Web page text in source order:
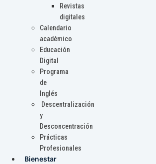
Revistas
digitales
Calendario
académico
Educación
Digital
Programa
de
Inglés
Descentralización
y
Desconcentración
Prácticas
Profesionales
Bienestar